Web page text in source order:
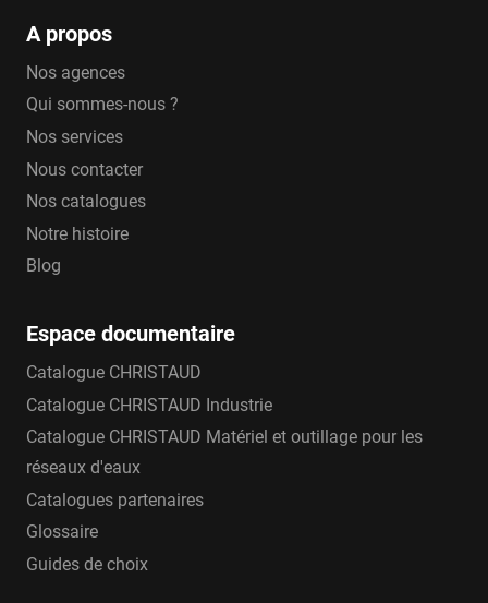
A propos
Nos agences
Qui sommes-nous ?
Nos services
Nous contacter
Nos catalogues
Notre histoire
Blog
Espace documentaire
Catalogue CHRISTAUD
Catalogue CHRISTAUD Industrie
Catalogue CHRISTAUD Matériel et outillage pour les
réseaux d'eaux
Catalogues partenaires
Glossaire
Guides de choix